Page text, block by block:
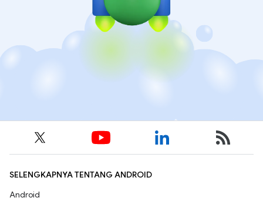
SELENGKAPNYA TENTANG ANDROID
Android